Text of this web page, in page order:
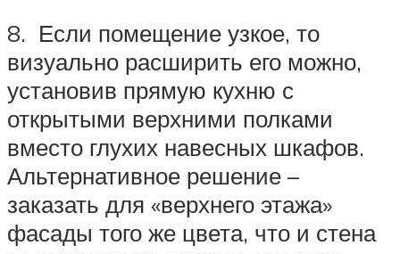
8. Если помещение узкое, то
визуально расширить его можно,
установив прямую кухню с
открытыми верхними полками
вместо глухих навесных шкафов.
Альтернативное решение –
заказать для «верхнего этажа»
фасады того же цвета, что и стена